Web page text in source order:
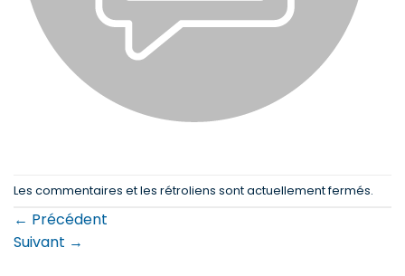
Les commentaires et les rétroliens sont actuellement fermés.
← Précédent
Suivant →